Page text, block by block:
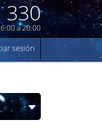
330
a 20:00
sesión